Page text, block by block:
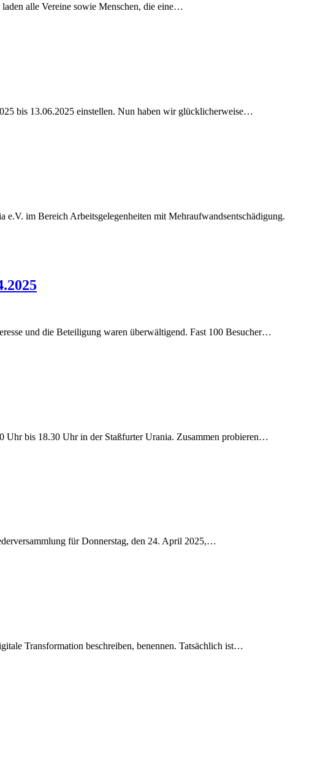
alle Vereine sowie Menschen, die eine…
bis 13.06.2025 einstellen. Nun haben wir glücklicherweise…
e.V. im Bereich Arbeitsgelegenheiten mit Mehraufwandsentschädigung.
und die Beteiligung waren überwältigend. Fast 100 Besucher…
Uhr bis 18.30 Uhr in der Staßfurter Urania. Zusammen probieren…
für Donnerstag, den 24. April 2025,…
Transformation beschreiben, benennen. Tatsächlich ist…